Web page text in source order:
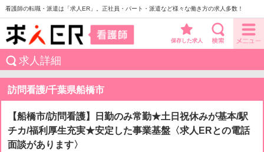
看護師の転職・派遣は「求人ER」。正社員・パート・派遣など様々な働き方の求人多数！
保存した求人
求人詳細
訪問看護/千葉県船橋市
【船橋市/訪問看護】日勤のみ常勤★土日祝休みが基本/駅
チカ/福利厚生充実★安定した事業基盤〈求人ERとの電話
面談があります〉